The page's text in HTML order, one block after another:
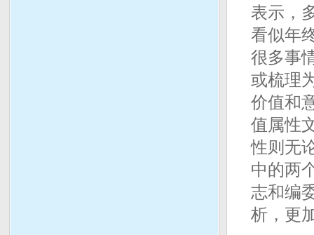
表示，
看似年
很多事
或梳理
价值和
值属性
性则无
中的两
志和编
析，更